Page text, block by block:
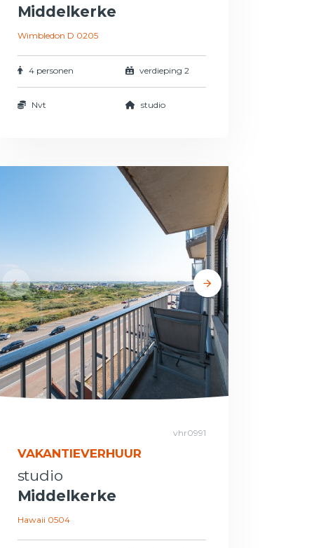
Middelkerke
Wimbledon D 0205
4 personen verdieping 2
Nvt studio
vhr0991
VAKANTIEVERHUUR
studio
Middelkerke
Hawaii 0504